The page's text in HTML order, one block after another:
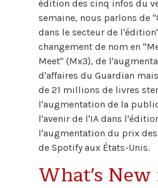
édition des cinq infos du
semaine, nous parlons de
dans le secteur de
changement de nom en
Meet" (Mx3), de
d'affaires du Guardian
de 21 millions de livres
l'augmentation de la
l'avenir de l'IA dans
l'augmentation du prix
de Spotify aux États-Unis.
What's